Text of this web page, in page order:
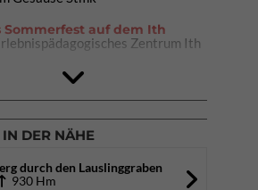
Sommerfest auf dem Ith
Zentrum Ith
bis 04.10.2026
DER NÄHE
durch den Lauslinggraben
930 Hm